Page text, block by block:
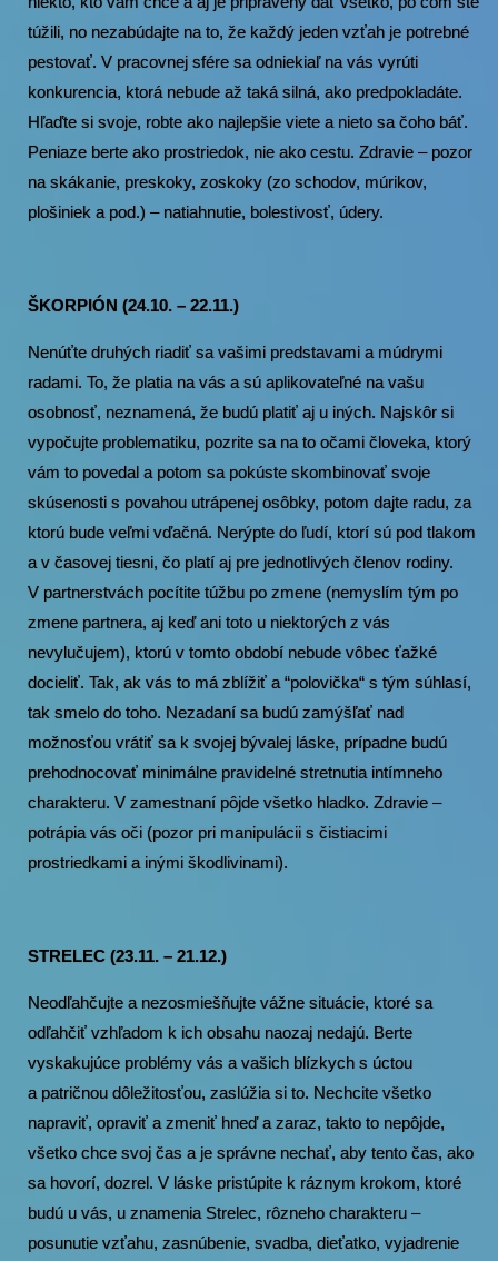
túžili, no nezabúdajte na to, že každý jeden vzťah je potrebné
pestovať. V pracovnej sfére sa odniekiaľ na vás vyrúti
konkurencia, ktorá nebude až taká silná, ako predpokladáte.
Hľaďte si svoje, robte ako najlepšie viete a nieto sa čoho báť.
Peniaze berte ako prostriedok, nie ako cestu. Zdravie – pozor
na skákanie, preskoky, zoskoky (zo schodov, múrikov,
plošiniek a pod.) – natiahnutie, bolestivosť, údery.
ŠKORPIÓN (24.10. – 22.11.)
Nenúťte druhých riadiť sa vašimi predstavami a múdrymi
radami. To, že platia na vás a sú aplikovateľné na vašu
osobnosť, neznamená, že budú platiť aj u iných. Najskôr si
vypočujte problematiku, pozrite sa na to očami človeka, ktorý
vám to povedal a potom sa pokúste skombinovať svoje
skúsenosti s povahou utrápenej osôbky, potom dajte radu, za
ktorú bude veľmi vďačná. Nerýpte do ľudí, ktorí sú pod tlakom
a v časovej tiesni, čo platí aj pre jednotlivých členov rodiny.
V partnerstvách pocítite túžbu po zmene (nemyslím tým po
zmene partnera, aj keď ani toto u niektorých z vás
nevylučujem), ktorú v tomto období nebude vôbec ťažké
docieliť. Tak, ak vás to má zblížiť a “polovička“ s tým súhlasí,
tak smelo do toho. Nezadaní sa budú zamýšľať nad
možnosťou vrátiť sa k svojej bývalej láske, prípadne budú
prehodnocovať minimálne pravidelné stretnutia intímneho
charakteru. V zamestnaní pôjde všetko hladko. Zdravie –
potrápia vás oči (pozor pri manipulácii s čistiacimi
prostriedkami a inými škodlivinami).
STRELEC (23.11. – 21.12.)
Neodľahčujte a nezosmiešňujte vážne situácie, ktoré sa
odľahčiť vzhľadom k ich obsahu naozaj nedajú. Berte
vyskakujúce problémy vás a vašich blízkych s úctou
a patričnou dôležitosťou, zaslúžia si to. Nechcite všetko
napraviť, opraviť a zmeniť hneď a zaraz, takto to nepôjde,
všetko chce svoj čas a je správne nechať, aby tento čas, ako
sa hovorí, dozrel. V láske pristúpite k ráznym krokom, ktoré
budú u vás, u znamenia Strelec, rôzneho charakteru –
posunutie vzťahu, zasnúbenie, svadba, dieťatko, vyjadrenie